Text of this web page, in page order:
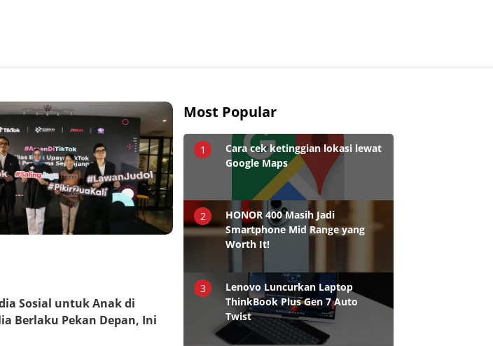
Sosial untuk Anak di
Berlaku Pekan Depan, Ini
Most Popular
1
Cara cek ketinggian lokasi lewat
Google Maps
2
HONOR 400 Masih Jadi
Smartphone Mid Range yang
Worth It!
3
Lenovo Luncurkan Laptop
ThinkBook Plus Gen 7 Auto
Twist